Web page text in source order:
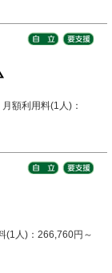
額利用料(1人)：
人)：266,760円～